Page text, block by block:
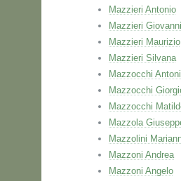
Mazzieri Antonio
Mazzieri Giovanni
Mazzieri Maurizio
Mazzieri Silvana
Mazzocchi
Mazzocchi
Mazzocchi
Mazzola
Mazzolini
Mazzoni Andrea
Mazzoni Angelo